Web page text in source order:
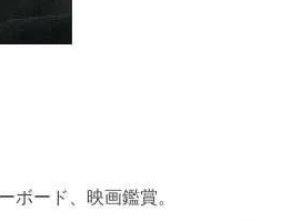
ボード、映画鑑賞。